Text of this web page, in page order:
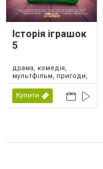
Історія іграшок
5
драма, комедія,
мультфільм, пригоди,
сімейний, фентезі,
США, 2026
Купити